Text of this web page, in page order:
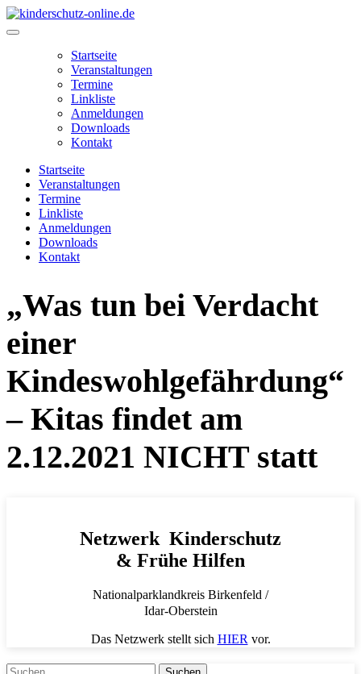
Zum
Inhalt
Main
Startseite
Veranstaltungen
Termine
Linkliste
Anmeldungen
Downloads
Kontakt
Startseite
Veranstaltungen
Termine
Linkliste
Anmeldungen
Downloads
Kontakt
„Was tun bei Verdacht
einer
Kindeswohlgefährdung“
– Kitas findet am
2.12.2021 NICHT statt
Netzwerk Kinderschutz
& Frühe Hilfen
Nationalparklandkreis Birkenfeld /
Idar-Oberstein
Das Netzwerk stellt sich HIERvor.
Suchen